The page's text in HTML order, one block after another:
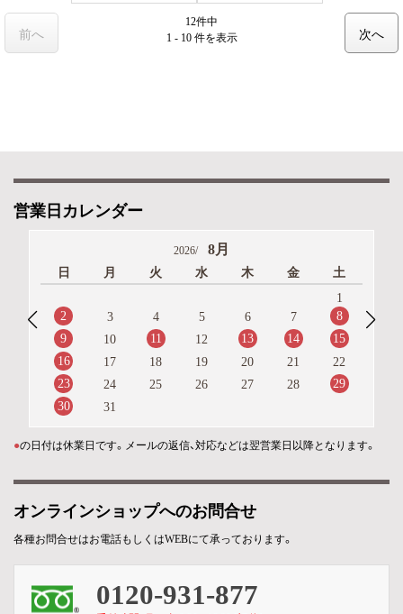
12件中
1 - 10 件を表示
前へ 次へ
営業日カレンダー
2026/ 8月
日 月 火 水 木 金
土
1
2
3 4 5 6 7
8
9
10 11 12 13 14
15
16
17 18 19 20 21
22
23
24 25 26 27 28
29
30
31
●の日付は休業日です。メールの返信、対応などは翌営業日以降となります。
オンラインショップへのお問合せ
各種お問合せはお電話もしくはWEBにて承っております。
0120-931-877